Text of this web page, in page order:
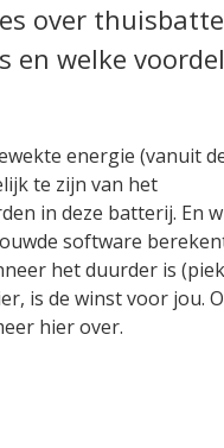
over
en welke
energie (vanuit
te zijn van het
in deze batterij. En
software
het duurder is
is de winst voor jou.
hier over.